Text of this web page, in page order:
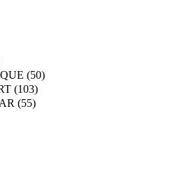
(50)
(103)
(55)